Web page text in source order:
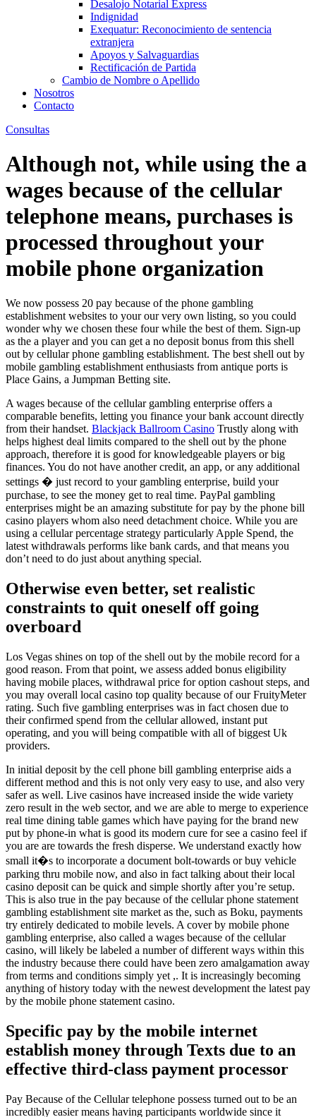
Desalojo Notarial Express
Indignidad
Exequatur: Reconocimiento de sentencia
extranjera
Apoyos y Salvaguardias
Rectificación de Partida
Cambio de Nombre o Apellido
Nosotros
Contacto
Consultas
Although not, while using the a
wages because of the cellular
telephone means, purchases is
processed throughout your
mobile phone organization
We now possess 20 pay because of the phone gambling
establishment websites to your our very own listing, so you could
wonder why we chosen these four while the best of them. Sign-up
as the a player and you can get a no deposit bonus from this shell
out by cellular phone gambling establishment. The best shell out by
mobile gambling establishment enthusiasts from antique ports is
Place Gains, a Jumpman Betting site.
A wages because of the cellular gambling enterprise offers a
comparable benefits, letting you finance your bank account directly
from their handset. Blackjack Ballroom Casino Trustly along with
helps highest deal limits compared to the shell out by the phone
approach, therefore it is good for knowledgeable players or big
finances. You do not have another credit, an app, or any additional
settings � just record to your gambling enterprise, build your
purchase, to see the money get to real time. PayPal gambling
enterprises might be an amazing substitute for pay by the phone bill
casino players whom also need detachment choice. While you are
using a cellular percentage strategy particularly Apple Spend, the
latest withdrawals performs like bank cards, and that means you
don’t need to do just about anything special.
Otherwise even better, set realistic
constraints to quit oneself off going
overboard
Los Vegas shines on top of the shell out by the mobile record for a
good reason. From that point, we assess added bonus eligibility
having mobile places, withdrawal price for option cashout steps, and
you may overall local casino top quality because of our FruityMeter
rating. Such five gambling enterprises was in fact chosen due to
their confirmed spend from the cellular allowed, instant put
operating, and you will being compatible with all of biggest Uk
providers.
In initial deposit by the cell phone bill gambling enterprise aids a
different method and this is not only very easy to use, and also very
safer as well. Live casinos have increased inside the wide variety
zero result in the web sector, and we are able to merge to experience
real time dining table games which have paying for the brand new
put by phone-in what is good its modern cure for see a casino feel if
you are are towards the fresh disperse. We understand exactly how
small it�s to incorporate a document bolt-towards or buy vehicle
parking thru mobile now, and also in fact talking about their local
casino deposit can be quick and simple shortly after you’re setup.
This is also true in the pay because of the cellular phone statement
gambling establishment site market as the, such as Boku, payments
try entirely dedicated to mobile levels. A cover by mobile phone
gambling enterprise, also called a wages because of the cellular
casino, will likely be labeled a number of different ways within this
the industry because there could have been zero amalgamation away
from terms and conditions simply yet ,. It is increasingly becoming
anything of history today with the newest development the latest pay
by the mobile phone statement casino.
Specific pay by the mobile internet
establish money through Texts due to an
effective third-class payment processor
Pay Because of the Cellular telephone possess turned out to be an
incredibly easier means having participants worldwide since it